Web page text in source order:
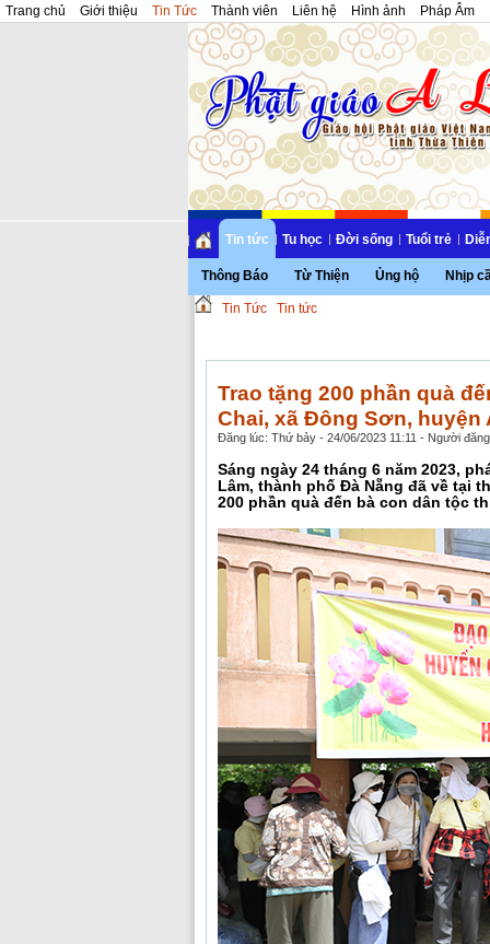
Trang chủ Giới thiệu Tin Tức Thành viên Liên hệ Hình ảnh Pháp Âm
Tin tức
Thông Báo Từ Thiện Ủng hộ Nhịp
Tu học Đời sống Tuổi trẻ
Tin Tức Tin tức
Trao tặng 200 phần quà
Chai, xã Đông Sơn, huyện
Đăng lúc: Thứ bảy - 24/06/2023 11:11 - Người
Sáng ngày 24 tháng 6 năm 2023,
Lâm, thành phố Đà Nẵng đã về tại
200 phần quà đến bà con dân tộc